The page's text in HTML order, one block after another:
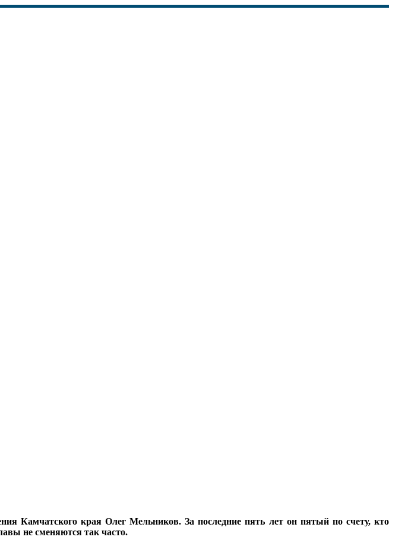
(КИА «ВЕСТИ»)
Камчатского края Олег Мельников. За последние пять лет он пятый по счету, кто
не сменяются так часто.